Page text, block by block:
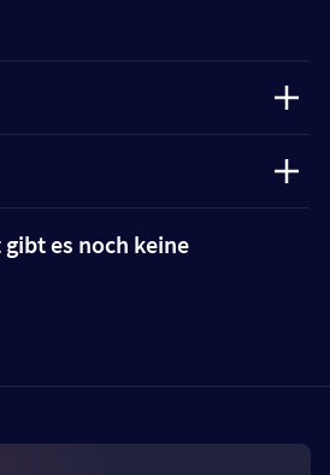
es noch keine